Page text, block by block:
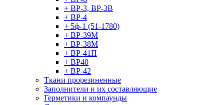
+ ВР-3, ВР-3В
+ ВР-4
+ 5ф-1 (51-1780)
+ ВР-39М
+ ВР-38М
+ ВР-41П
+ ВР40
+ ВР-42
Ткани прорезиненные
Заполнители и их составляющие
Герметики и компаунды